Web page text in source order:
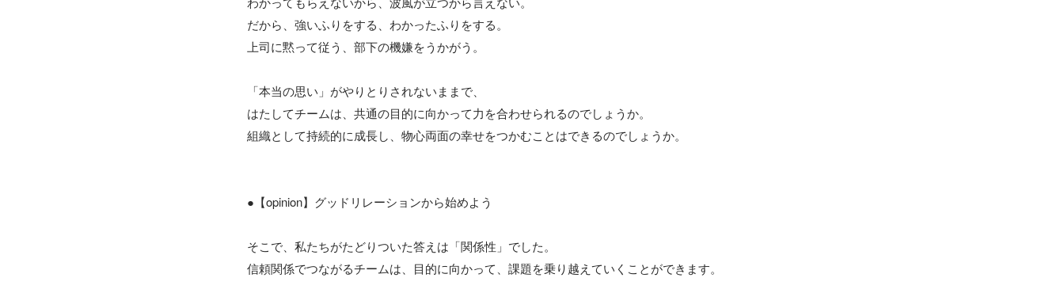
だから、強いふりをする、わかったふりをする。
上司に黙って従う、部下の機嫌をうかがう。
「本当の思い」がやりとりされないままで、
はたしてチームは、共通の目的に向かって力を合わせられるのでしょうか。
組織として持続的に成長し、物心両面の幸せをつかむことはできるのでしょうか。
●【opinion】グッドリレーションから始めよう
そこで、私たちがたどりついた答えは「関係性」でした。
信頼関係でつながるチームは、目的に向かって、課題を乗り越えていくことができます。